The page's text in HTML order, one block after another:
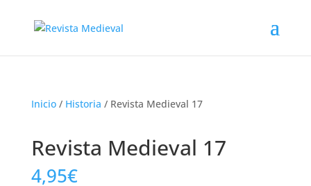
Inicio/ Historia / Revista Medieval 17
Revista Medieval 17
4,95€